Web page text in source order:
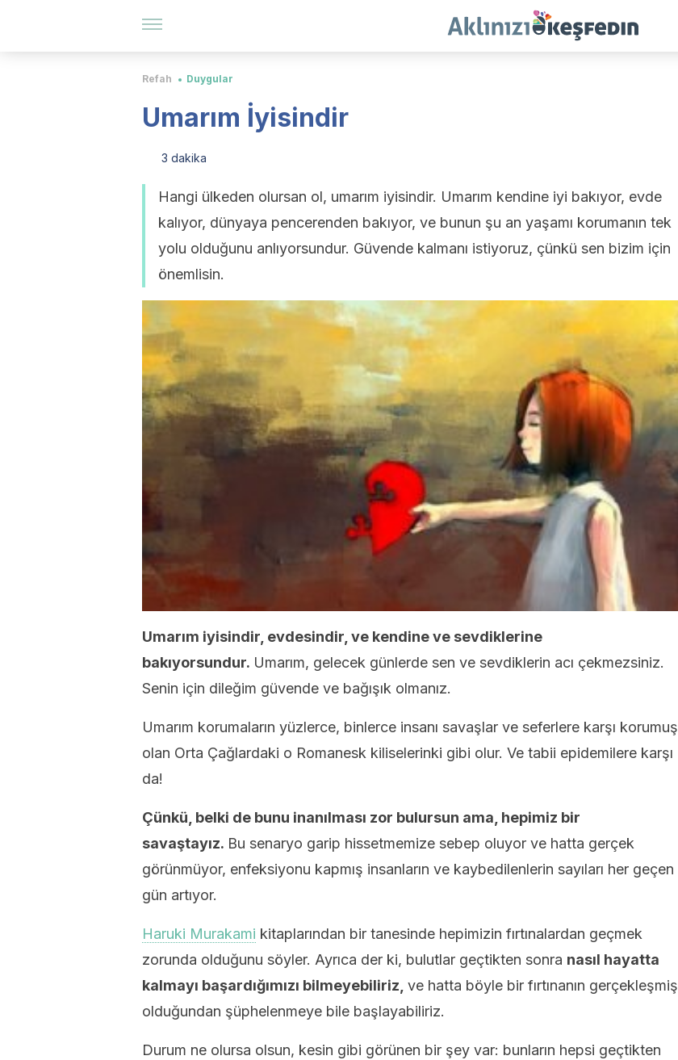
Refah Duygular
Umarım İyisindir
3 dakika
Hangi ülkeden olursan ol, umarım iyisindir. Umarım kendine iyi bakıyor, evde
kalıyor, dünyaya pencerenden bakıyor, ve bunun şu an yaşamı korumanın tek
yolu olduğunu anlıyorsundur. Güvende kalmanı istiyoruz, çünkü sen bizim için
önemlisin.
Umarım iyisindir, evdesindir, ve kendine ve sevdiklerine
bakıyorsundur. Umarım, gelecek günlerde sen ve sevdiklerin acı çekmezsiniz.
Senin için dileğim güvende ve bağışık olmanız.
Umarım korumaların yüzlerce, binlerce insanı savaşlar ve seferlere karşı korumuş
olan Orta Çağlardaki o Romanesk kiliselerinki gibi olur. Ve tabii epidemilere karşı
da!
Çünkü, belki de bunu inanılması zor bulursun ama, hepimiz bir
savaştayız. Bu senaryo garip hissetmemize sebep oluyor ve hatta gerçek
görünmüyor, enfeksiyonu kapmış insanların ve kaybedilenlerin sayıları her geçen
gün artıyor.
Haruki Murakami kitaplarından bir tanesinde hepimizin fırtınalardan geçmek
zorunda olduğunu söyler. Ayrıca der ki, bulutlar geçtikten sonra nasıl hayatta
kalmayı başardığımızı bilmeyebiliriz, ve hatta böyle bir fırtınanın gerçekleşmiş
olduğundan şüphelenmeye bile başlayabiliriz.
Durum ne olursa olsun, kesin gibi görünen bir şey var: bunların hepsi geçtikten